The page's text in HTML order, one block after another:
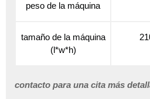
peso de la máquina
tamaño de la máquina
(l*w*h)
contacto para una cita más